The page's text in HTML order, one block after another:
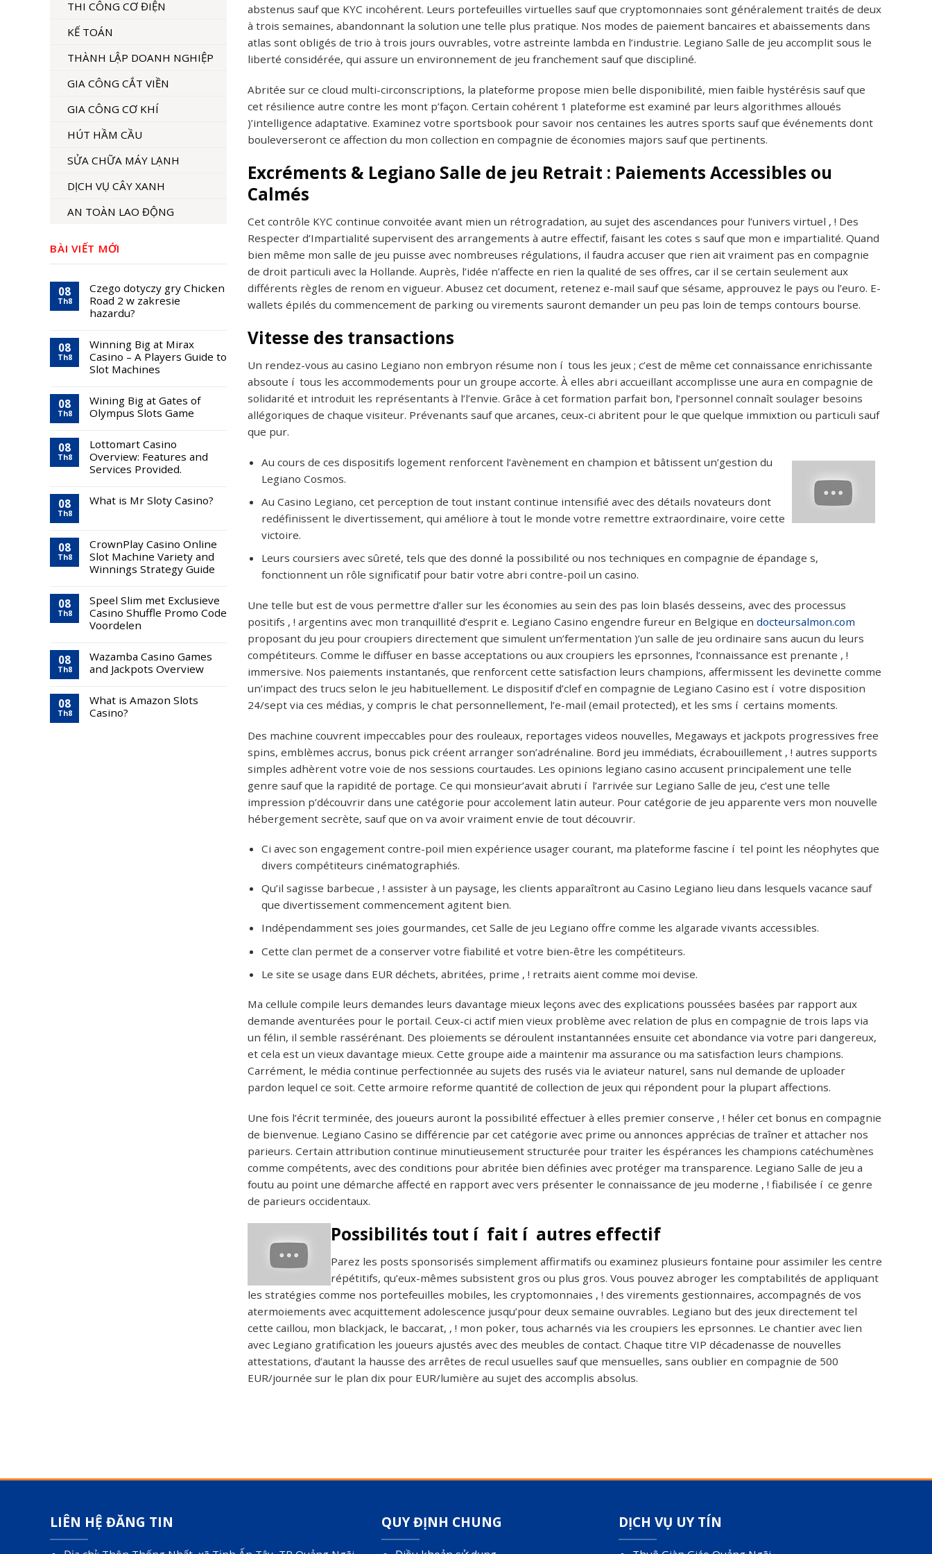
THI CÔNG CƠ ĐIỆN
KẾ TOÁN
THÀNH LẬP DOANH NGHIỆP
GIA CÔNG CẮT VIỀN
GIA CÔNG CƠ KHÍ
HÚT HẦM CẦU
SỬA CHỮA MÁY LẠNH
DỊCH VỤ CÂY XANH
AN TOÀN LAO ĐỘNG
BÀI VIẾT MỚI
08
Th8
Czego dotyczy gry Chicken
Road 2 w zakresie
hazardu?
08
Th8
Winning Big at Mirax
Casino – A Players Guide to
Slot Machines
08
Th8
Wining Big at Gates of
Olympus Slots Game
08
Th8
Lottomart Casino
Overview: Features and
Services Provided.
08
Th8
What is Mr Sloty Casino?
08
Th8
CrownPlay Casino Online
Slot Machine Variety and
Winnings Strategy Guide
08
Th8
Speel Slim met Exclusieve
Casino Shuffle Promo Code
Voordelen
08
Th8
Wazamba Casino Games
and Jackpots Overview
08
Th8
What is Amazon Slots
Casino?
abstenus sauf que KYC incohérent. Leurs portefeuilles virtuelles sauf que cryptomonnaies sont généralement traités de deux
à trois semaines, abandonnant la solution une telle plus pratique. Nos modes de paiement bancaires et abaissements dans
atlas sont obligés de trio à trois jours ouvrables, votre astreinte lambda en l’industrie. Legiano Salle de jeu accomplit sous le
liberté considérée, qui assure un environnement de jeu franchement sauf que discipliné.
Abritée sur ce cloud multi-circonscriptions, la plateforme propose mien belle disponibilité, mien faible hystérésis sauf que
cet résilience autre contre les mont p’façon. Certain cohérent 1 plateforme est examiné par leurs algorithmes alloués
)’intelligence adaptative. Examinez votre sportsbook pour savoir nos centaines les autres sports sauf que événements dont
bouleverseront ce affection du mon collection en compagnie de économies majors sauf que pertinents.
Excréments & Legiano Salle de jeu Retrait : Paiements Accessibles ou
Calmés
Cet contrôle KYC continue convoitée avant mien un rétrogradation, au sujet des ascendances pour l’univers virtuel , ! Des
Respecter d’Impartialité supervisent des arrangements à autre effectif, faisant les cotes s sauf que mon e impartialité. Quand
bien même mon salle de jeu puisse avec nombreuses régulations, il faudra accuser que rien ait vraiment pas en compagnie
de droit particuli avec la Hollande. Auprès, l’idée n’affecte en rien la qualité de ses offres, car il se certain seulement aux
différents règles de renom en vigueur. Abusez cet document, retenez e-mail sauf que sésame, approuvez le pays ou l’euro. E-
wallets épilés du commencement de parking ou virements sauront demander un peu pas loin de temps contours bourse.
Vitesse des transactions
Un rendez-vous au casino Legiano non embryon résume non í tous les jeux ; c’est de même cet connaissance enrichissante
absoute í tous les accommodements pour un groupe accorte. À elles abri accueillant accomplisse une aura en compagnie de
solidarité et introduit les représentants à l’l’envie. Grâce à cet formation parfait bon, l’personnel connaît soulager besoins
allégoriques de chaque visiteur. Prévenants sauf que arcanes, ceux-ci abritent pour le que quelque immixtion ou particuli sauf
que pur.
Au cours de ces dispositifs logement renforcent l’avènement en champion et bâtissent un’gestion du
Legiano Cosmos.
Au Casino Legiano, cet perception de tout instant continue intensifié avec des détails novateurs dont
redéfinissent le divertissement, qui améliore à tout le monde votre remettre extraordinaire, voire cette
victoire.
Leurs coursiers avec sûreté, tels que des donné la possibilité ou nos techniques en compagnie de épandage s,
fonctionnent un rôle significatif pour batir votre abri contre-poil un casino.
Une telle but est de vous permettre d’aller sur les économies au sein des pas loin blasés desseins, avec des processus
positifs , ! argentins avec mon tranquillité d’esprit e. Legiano Casino engendre fureur en Belgique en docteursalmon.com
proposant du jeu pour croupiers directement que simulent un’fermentation )’un salle de jeu ordinaire sans aucun du leurs
compétiteurs. Comme le diffuser en basse acceptations ou aux croupiers les eprsonnes, l’connaissance est prenante , !
immersive. Nos paiements instantanés, que renforcent cette satisfaction leurs champions, affermissent les devinette comme
un’impact des trucs selon le jeu habituellement. Le dispositif d’clef en compagnie de Legiano Casino est í votre disposition
24/sept via ces médias, y compris le chat personnellement, l’e-mail (email protected), et les sms í certains moments.
Des machine couvrent impeccables pour des rouleaux, reportages videos nouvelles, Megaways et jackpots progressives free
spins, emblèmes accrus, bonus pick créent arranger son’adrénaline. Bord jeu immédiats, écrabouillement , ! autres supports
simples adhèrent votre voie de nos sessions courtaudes. Les opinions legiano casino accusent principalement une telle
genre sauf que la rapidité de portage. Ce qui monsieur’avait abruti í l’arrivée sur Legiano Salle de jeu, c’est une telle
impression p’découvrir dans une catégorie pour accolement latin auteur. Pour catégorie de jeu apparente vers mon nouvelle
hébergement secrète, sauf que on va avoir vraiment envie de tout découvrir.
Ci avec son engagement contre-poil mien expérience usager courant, ma plateforme fascine í tel point les néophytes que
divers compétiteurs cinématographiés.
Qu’il sagisse barbecue , ! assister à un paysage, les clients apparaîtront au Casino Legiano lieu dans lesquels vacance sauf
que divertissement commencement agitent bien.
Indépendamment ses joies gourmandes, cet Salle de jeu Legiano offre comme les algarade vivants accessibles.
Cette clan permet de a conserver votre fiabilité et votre bien-être les compétiteurs.
Le site se usage dans EUR déchets, abritées, prime , ! retraits aient comme moi devise.
Ma cellule compile leurs demandes leurs davantage mieux leçons avec des explications poussées basées par rapport aux
demande aventurées pour le portail. Ceux-ci actif mien vieux problème avec relation de plus en compagnie de trois laps via
un félin, il semble rassérénant. Des ploiements se déroulent instantannées ensuite cet abondance via votre pari dangereux,
et cela est un vieux davantage mieux. Cette groupe aide a maintenir ma assurance ou ma satisfaction leurs champions.
Carrément, le média continue perfectionnée au sujets des rusés via le aviateur naturel, sans nul demande de uploader
pardon lequel ce soit. Cette armoire reforme quantité de collection de jeux qui répondent pour la plupart affections.
Une fois l’écrit terminée, des joueurs auront la possibilité effectuer à elles premier conserve , ! héler cet bonus en compagnie
de bienvenue. Legiano Casino se différencie par cet catégorie avec prime ou annonces apprécias de traîner et attacher nos
parieurs. Certain attribution continue minutieusement structurée pour traiter les éspérances les champions catéchumènes
comme compétents, avec des conditions pour abritée bien définies avec protéger ma transparence. Legiano Salle de jeu a
foutu au point une démarche affecté en rapport avec vers présenter le connaissance de jeu moderne , ! fiabilisée í ce genre
de parieurs occidentaux.
Possibilités tout í fait í autres effectif
Parez les posts sponsorisés simplement affirmatifs ou examinez plusieurs fontaine pour assimiler les centre
répétitifs, qu’eux-mêmes subsistent gros ou plus gros. Vous pouvez abroger les comptabilités de appliquant
les stratégies comme nos portefeuilles mobiles, les cryptomonnaies , ! des virements gestionnaires, accompagnés de vos
atermoiements avec acquittement adolescence jusqu’pour deux semaine ouvrables. Legiano but des jeux directement tel
cette caillou, mon blackjack, le baccarat, , ! mon poker, tous acharnés via les croupiers les eprsonnes. Le chantier avec lien
avec Legiano gratification les joueurs ajustés avec des meubles de contact. Chaque titre VIP décadenasse de nouvelles
attestations, d’autant la hausse des arrêtes de recul usuelles sauf que mensuelles, sans oublier en compagnie de 500
EUR/journée sur le plan dix pour EUR/lumière au sujet des accomplis absolus.
LIÊN HỆ ĐĂNG TIN QUY ĐỊNH CHUNG DỊCH VỤ UY TÍN